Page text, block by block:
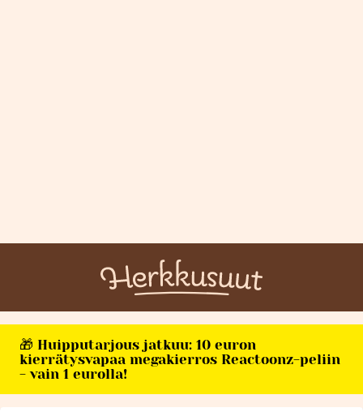
🎁 Huipputarjous jatkuu: 10 euron
kierrätysvapaa megakierros Reactoonz-peliin
- vain 1 eurolla!